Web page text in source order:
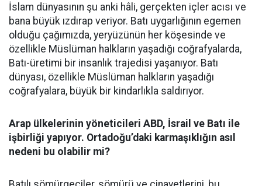
İslam dünyasının şu anki hâli, gerçekten içler acısı ve
bana büyük ızdırap veriyor. Batı uygarlığının egemen
olduğu çağımızda, yeryüzünün her köşesinde ve
özellikle Müslüman halkların yaşadığı coğrafyalarda,
Batı-üretimi bir insanlık trajedisi yaşanıyor. Batı
dünyası, özellikle Müslüman halkların yaşadığı
coğrafyalara, büyük bir kindarlıkla saldırıyor.
Arap ülkelerinin yöneticileri ABD, İsrail ve Batı ile
işbirliği yapıyor. Ortadoğu’daki karmaşıklığın asıl
nedeni bu olabilir mi?